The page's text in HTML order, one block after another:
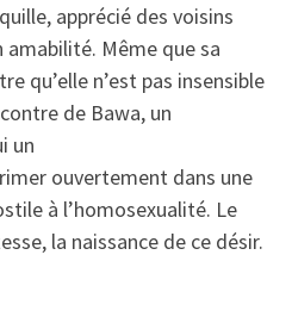
apprécié des voisins
Même que sa
qu’elle n’est pas insensible
de Bawa, un
un
ouvertement dans une
à l’homosexualité. Le
la naissance de ce désir.